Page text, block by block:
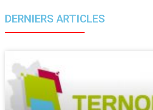
DERNIERS ARTICLES